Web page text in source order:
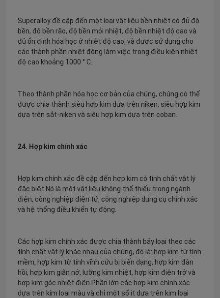
Superalloy đề cập đến một loại vật liệu bền nhiệt có đủ độ
bền, độ bền rão, độ bền mỏi nhiệt, độ bền nhiệt độ cao và
đủ ổn định hóa học ở nhiệt độ cao, và được sử dụng cho
các thành phần nhiệt động làm việc trong điều kiện nhiệt
độ cao khoảng 1000 ° C.
Theo thành phần hóa học cơ bản của chúng, chúng có thể
được chia thành siêu hợp kim dựa trên niken, siêu hợp kim
dựa trên sắt-niken và siêu hợp kim dựa trên coban.
24. Hợp kim chính xác
Hợp kim chính xác đề cập đến hợp kim có tính chất vật lý
đặc biệt.Nó là một vật liệu không thể thiếu trong ngành
điện, công nghiệp điện tử, công nghiệp dụng cụ chính xác
và hệ thống điều khiển tự động.
Các hợp kim chính xác được chia thành bảy loại theo các
tính chất vật lý khác nhau của chúng, đó là: hợp kim từ tính
mềm, hợp kim từ tính vĩnh cửu bị biến dạng, hợp kim đàn
hồi, hợp kim giãn nở, lưỡng kim nhiệt, hợp kim điện trở và
hợp kim góc nhiệt điện.Phần lớn các hợp kim chính xác
dựa trên kim loại màu và chỉ một số ít dựa trên kim loại